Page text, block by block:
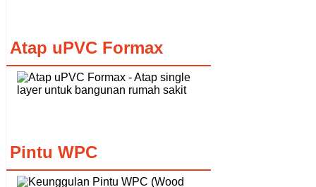
Atap uPVC Formax
Pintu WPC